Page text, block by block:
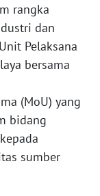
rangka
dan
Pelaksana
bersama
(MoU) yang
bidang
sumber